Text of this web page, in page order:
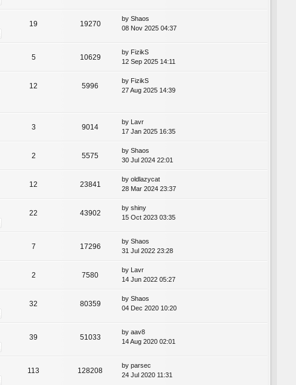
19 19270
by Shaos
08 Nov 2025 04:37
5 10629
by FizikS
12 Sep 2025 14:11
12 5996
by FizikS
27 Aug 2025 14:39
3 9014
by Lavr
17 Jan 2025 16:35
2 5575
by Shaos
30 Jul 2024 22:01
12 23841
by oldlazycat
28 Mar 2024 23:37
22 43902
by shiny
15 Oct 2023 03:35
7 17296
by Shaos
31 Jul 2022 23:28
2 7580
by Lavr
14 Jun 2022 05:27
32 80359
by Shaos
04 Dec 2020 10:20
39 51033
by aav8
14 Aug 2020 02:01
113 128208
by parsec
24 Jul 2020 11:31